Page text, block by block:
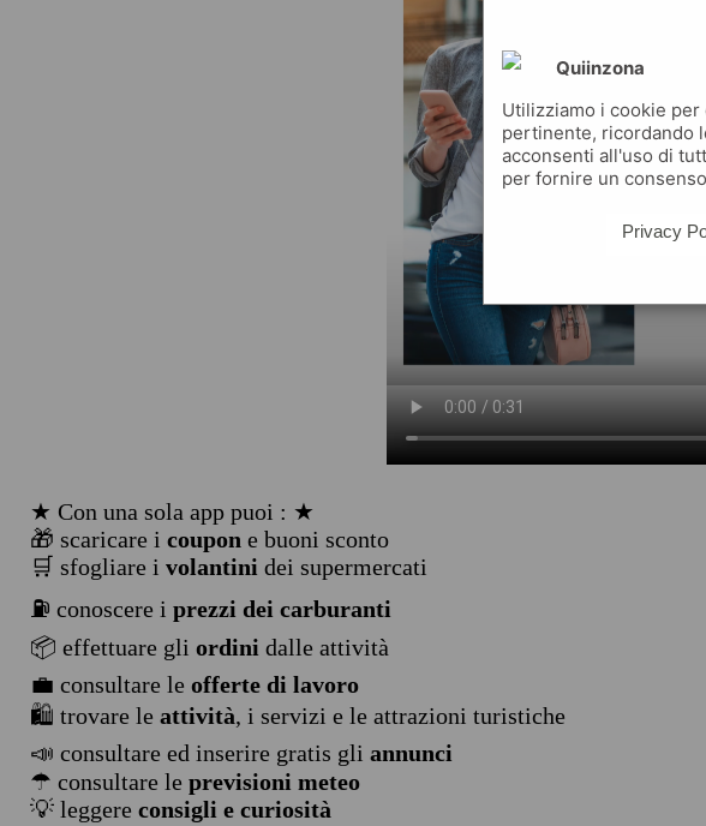
★ Con una sola app puoi : ★
🎁 scaricare i coupon e buoni sconto
🛒 sfogliare i volantini dei supermercati
⛽ conoscere i prezzi dei carburanti
📦 effettuare gli ordini dalle attività
💼 consultare le offerte di lavoro
🛍️ trovare le attività, i servizi e le attrazioni turistiche
📣 consultare ed inserire gratis gli annunci
☂ consultare le previsioni meteo
💡 leggere consigli e curiosità
Quiinzona
Utilizziamo i cookie
pertinente, ricordando
acconsenti all'uso di
per fornire un
Privacy